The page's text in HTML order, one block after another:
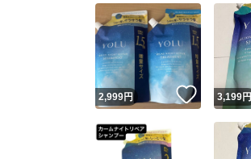
2,999円 いいね！
3,199円